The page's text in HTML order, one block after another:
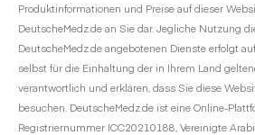
Produktinformationen und Preise auf dieser
DeutscheMedz.de an Sie dar. Jegliche Nutzung
DeutscheMedz.de angebotenen Dienste erfolgt
selbst für die Einhaltung der in Ihrem Land
verantwortlich und erklären, dass Sie diese
besuchen. DeutscheMedz.de ist eine Online-
Registriernummer ICC20210188, Vereinigte